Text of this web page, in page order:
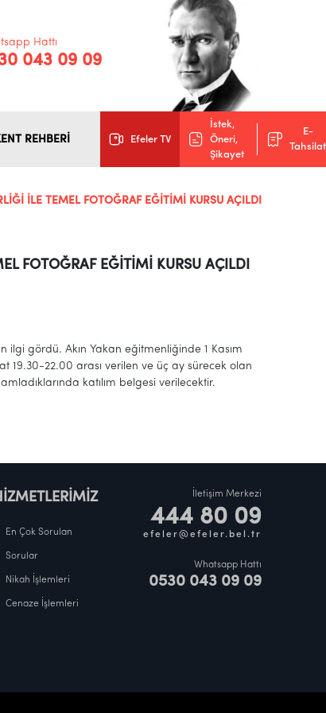
Hattı
043 09 09
REHBERİ Efeler TV
İstek,
Öneri,
Şikayet
E-
Tahsilat
İLE TEMEL FOTOĞRAF EĞİTİMİ KURSU AÇILDI
FOTOĞRAF EĞİTİMİ KURSU AÇILDI
ilgi gördü. Akın Yakan eğitmenliğinde 1 Kasım
19.30-22.00 arası verilen ve üç ay sürecek olan
katılım belgesi verilecektir.
En Çok Sorulan
Sorular
Nikah İşlemleri
Cenaze İşlemleri
İletişim Merkezi
444 80 09
efeler@efeler.bel.tr
Whatsapp Hattı
0530 043 09 09